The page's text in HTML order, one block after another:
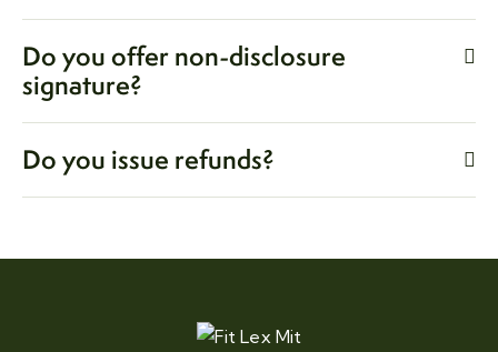
Do you offer non-disclosure
signature?
Do you issue refunds?